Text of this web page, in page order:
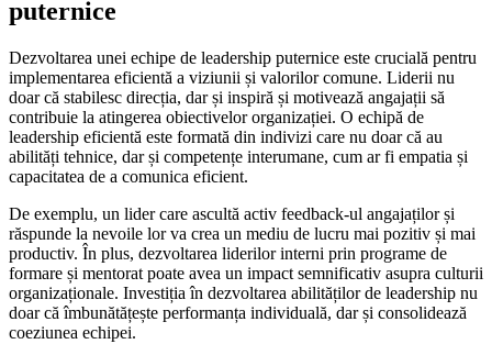
puternice
Dezvoltarea unei echipe de leadership puternice este crucială pentru
implementarea eficientă a viziunii și valorilor comune. Liderii nu
doar că stabilesc direcția, dar și inspiră și motivează angajații să
contribuie la atingerea obiectivelor organizației. O echipă de
leadership eficientă este formată din indivizi care nu doar că au
abilități tehnice, dar și competențe interumane, cum ar fi empatia și
capacitatea de a comunica eficient.
De exemplu, un lider care ascultă activ feedback-ul angajaților și
răspunde la nevoile lor va crea un mediu de lucru mai pozitiv și mai
productiv. În plus, dezvoltarea liderilor interni prin programe de
formare și mentorat poate avea un impact semnificativ asupra culturii
organizaționale. Investiția în dezvoltarea abilităților de leadership nu
doar că îmbunătățește performanța individuală, dar și consolidează
coeziunea echipei.